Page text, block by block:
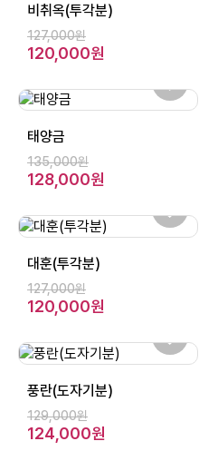
비취옥(투각분)
127,000원
120,000원
태양금
135,000원
128,000원
대훈(투각분)
127,000원
120,000원
풍란(도자기분)
129,000원
124,000원